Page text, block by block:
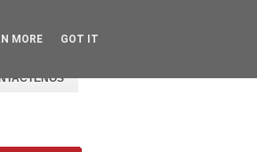
MORE GOT IT